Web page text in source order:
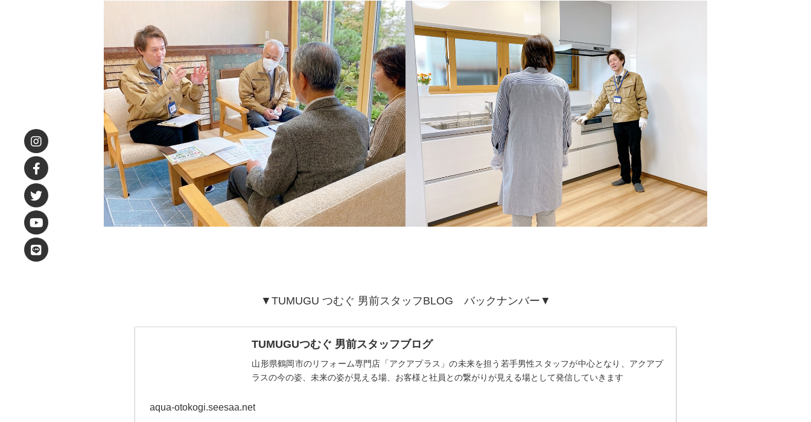
▼TUMUGU つむぐ 男前スタッフBLOG バックナンバー▼
TUMUGUつむぐ 男前スタッフブログ
山形県鶴岡市のリフォーム専門店「アクアプラス」の未来を担う若手男性スタッフが中心となり、アクアプ
ラスの今の姿、未来の姿が見える場、お客様と社員との繋がりが見える場として発信していきます
aqua-otokogi.seesaa.net